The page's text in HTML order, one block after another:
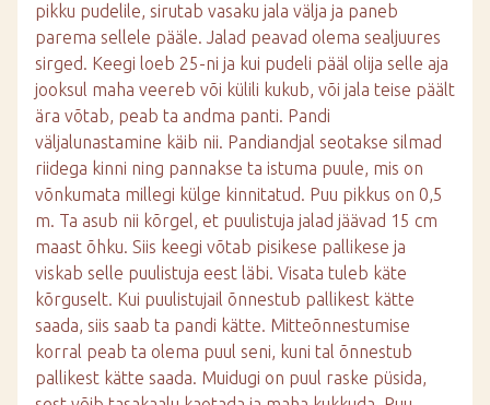
pikku pudelile, sirutab vasaku jala välja ja paneb
parema sellele pääle. Jalad peavad olema sealjuures
sirged. Keegi loeb 25-ni ja kui pudeli pääl olija selle aja
jooksul maha veereb või külili kukub, või jala teise päält
ära võtab, peab ta andma panti. Pandi
väljalunastamine käib nii. Pandiandjal seotakse silmad
riidega kinni ning pannakse ta istuma puule, mis on
võnkumata millegi külge kinnitatud. Puu pikkus on 0,5
m. Ta asub nii kõrgel, et puulistuja jalad jäävad 15 cm
maast õhku. Siis keegi võtab pisikese pallikese ja
viskab selle puulistuja eest läbi. Visata tuleb käte
kõrguselt. Kui puulistujail õnnestub pallikest kätte
saada, siis saab ta pandi kätte. Mitteõnnestumise
korral peab ta olema puul seni, kuni tal õnnestub
pallikest kätte saada. Muidugi on puul raske püsida,